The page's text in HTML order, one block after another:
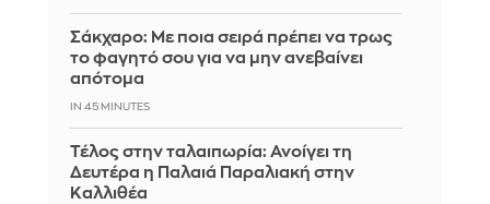
Σάκχαρο: Με ποια σειρά πρέπει να τρως
το φαγητό σου για να μην ανεβαίνει
απότομα
IN 45 MINUTES
Τέλος στην ταλαιπωρία: Ανοίγει τη
Δευτέρα η Παλαιά Παραλιακή στην
Καλλιθέα